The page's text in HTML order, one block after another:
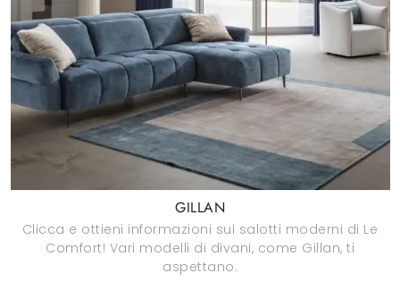
GILLAN
Clicca e ottieni informazioni sui salotti moderni di Le
Comfort! Vari modelli di divani, come Gillan, ti
aspettano.